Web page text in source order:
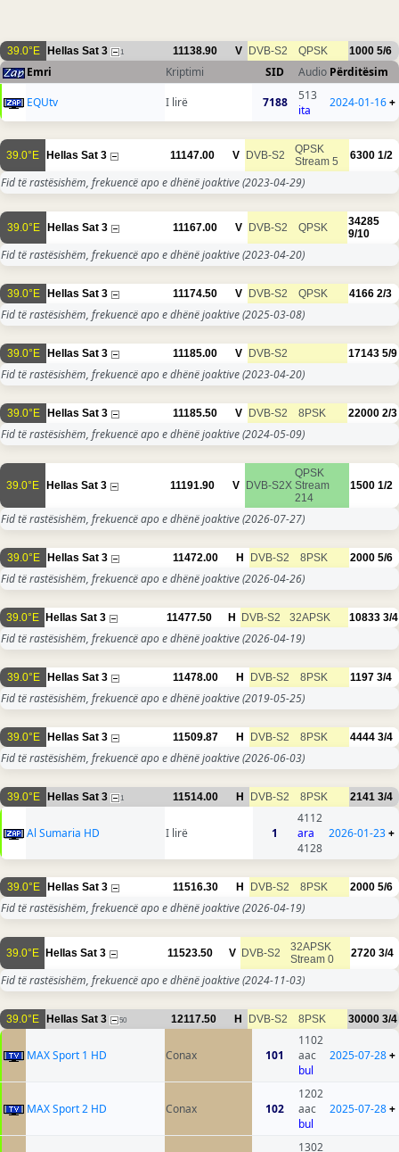
39.0°E Hellas Sat 3 1 11138.90 V DVB-S2 QPSK 1000 5/6
Emri Kriptimi SID Audio Përditësim
EQUtv
I lirë 7188
513
ita
2024-01-16+
39.0°E Hellas Sat 3 11147.00 V DVB-S2
QPSK
Stream 5
6300 1/2
Fid të rastësishëm, frekuencë apo e dhënë joaktive(2023-04-29)
39.0°E Hellas Sat 3 11167.00 V DVB-S2 QPSK
34285
9/10
Fid të rastësishëm, frekuencë apo e dhënë joaktive(2023-04-20)
39.0°E Hellas Sat 3 11174.50 V DVB-S2 QPSK 4166 2/3
Fid të rastësishëm, frekuencë apo e dhënë joaktive(2025-03-08)
39.0°E Hellas Sat 3 11185.00 V DVB-S2 17143 5/9
Fid të rastësishëm, frekuencë apo e dhënë joaktive(2023-04-20)
39.0°E Hellas Sat 3 11185.50 V DVB-S2 8PSK 22000 2/3
Fid të rastësishëm, frekuencë apo e dhënë joaktive(2024-05-09)
39.0°E Hellas Sat 3 11191.90 V DVB-S2X
QPSK
Stream
214
1500 1/2
Fid të rastësishëm, frekuencë apo e dhënë joaktive(2026-07-27)
39.0°E Hellas Sat 3 11472.00 H DVB-S2 8PSK 2000 5/6
Fid të rastësishëm, frekuencë apo e dhënë joaktive(2026-04-26)
39.0°E Hellas Sat 3 11477.50 H DVB-S2 32APSK 10833 3/4
Fid të rastësishëm, frekuencë apo e dhënë joaktive(2026-04-19)
39.0°E Hellas Sat 3 11478.00 H DVB-S2 8PSK 1197 3/4
Fid të rastësishëm, frekuencë apo e dhënë joaktive(2019-05-25)
39.0°E Hellas Sat 3 11509.87 H DVB-S2 8PSK 4444 3/4
Fid të rastësishëm, frekuencë apo e dhënë joaktive(2026-06-03)
39.0°E Hellas Sat 3 1 11514.00 H DVB-S2 8PSK 2141 3/4
Al Sumaria HD I lirë 1
4112
ara
4128
2026-01-23+
39.0°E Hellas Sat 3 11516.30 H DVB-S2 8PSK 2000 5/6
Fid të rastësishëm, frekuencë apo e dhënë joaktive(2026-04-19)
39.0°E Hellas Sat 3 11523.50 V DVB-S2
32APSK
Stream 0
2720 3/4
Fid të rastësishëm, frekuencë apo e dhënë joaktive(2024-11-03)
39.0°E Hellas Sat 3 50 12117.50 H DVB-S2 8PSK 30000 3/4
MAX Sport 1 HD Conax 101
1102
aac
bul
2025-07-28+
MAX Sport 2 HD Conax 102
1202
aac
bul
2025-07-28+
1302